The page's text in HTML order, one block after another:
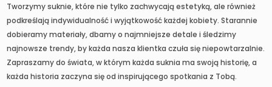
Tworzymy suknie, które nie tylko zachwycają estetyką, ale również
podkreślają indywidualność i wyjątkowość każdej kobiety. Starannie
dobieramy materiały, dbamy o najmniejsze detale i śledzimy
najnowsze trendy, by każda nasza klientka czuła się niepowtarzalnie.
Zapraszamy do świata, w którym każda suknia ma swoją historię, a
każda historia zaczyna się od inspirującego spotkania z Tobą.